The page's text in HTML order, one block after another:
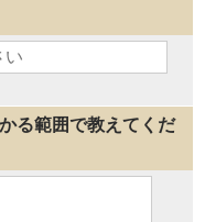
る範囲で教えてくだ